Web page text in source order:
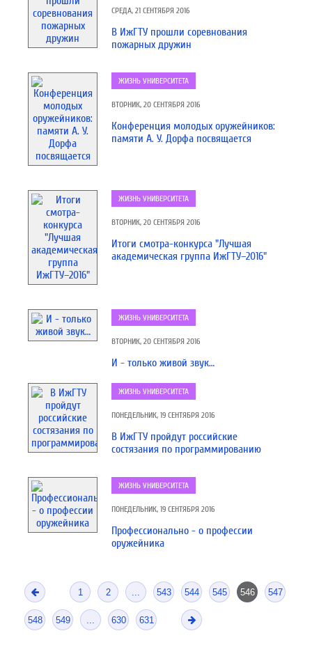
СРЕДА, 21 СЕНТЯБРЯ 2016
В ИжГТУ прошли соревнования
пожарных дружин
ЖИЗНЬ УНИВЕРСИТЕТА
ВТОРНИК, 20 СЕНТЯБРЯ 2016
Конференция молодых оружейников:
памяти А. У. Дорфа посвящается
ЖИЗНЬ УНИВЕРСИТЕТА
ВТОРНИК, 20 СЕНТЯБРЯ 2016
Итоги смотра-конкурса "Лучшая
академическая группа ИжГТУ–2016"
ЖИЗНЬ УНИВЕРСИТЕТА
ВТОРНИК, 20 СЕНТЯБРЯ 2016
И - только живой звук…
ЖИЗНЬ УНИВЕРСИТЕТА
ПОНЕДЕЛЬНИК, 19 СЕНТЯБРЯ 2016
В ИжГТУ пройдут российские
состязания по программированию
ЖИЗНЬ УНИВЕРСИТЕТА
ПОНЕДЕЛЬНИК, 19 СЕНТЯБРЯ 2016
Профессионально - о профессии
оружейника
1 2 543 544 545 546 547
548 549 630 631